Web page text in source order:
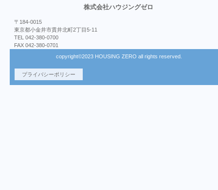
株式会社ハウジングゼロ
〒184-0015
東京都小金井市貫井北町2丁目5-11
TEL 042-380-0700
FAX 042-380-0701
copyright©2023 HOUSING ZERO all rights reserved.
プライバシーポリシー